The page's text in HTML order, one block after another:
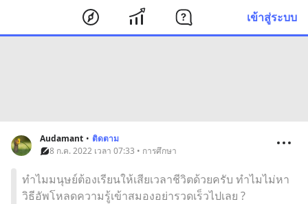
เข้าสู่ระบบ
Audamant • ติดตาม
8 ก.ค. 2022 เวลา 07:33 • การศึกษา
ทำไมมนุษย์ต้องเรียนให้เสียเวลาชีวิตด้วยครับ ทำไมไม่หา
วิธีอัพโหลดความรู้เข้าสมองอย่ารวดเร็วไปเลย ?